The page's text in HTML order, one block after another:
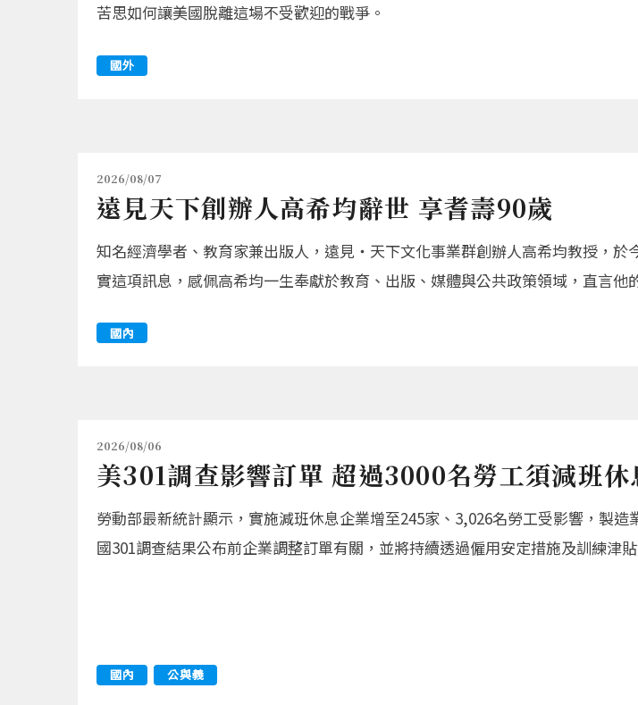
苦思如何讓美國脫離這場不受歡迎的戰爭。
國外
2026/08/07
遠見天下創辦人高希均辭世 享耆壽90歲
知名經濟學者、教育家兼出版人，遠見‧天下文化事業群創辦人高希均教授，
實這項訊息，感佩高希均一生奉獻於教育、出版、媒體與公共政策領域，直言他
國內
2026/08/06
美301調查影響訂單 超過3000名勞工須減班休
勞動部最新統計顯示，實施減班休息企業增至245家、3,026名勞工受影響，製
國301調查結果公布前企業調整訂單有關，並將持續透過僱用安定措施及訓練津
國內 公與義